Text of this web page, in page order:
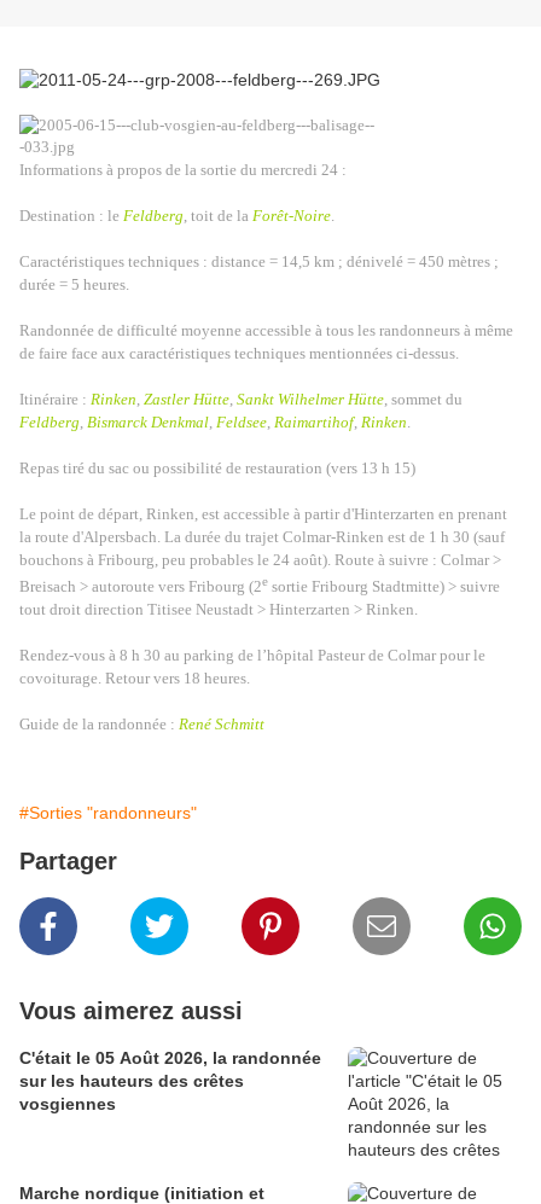
Informations à propos de la sortie du mercredi 24 :
Destination : le Feldberg, toit de la Forêt-Noire.
Caractéristiques techniques : distance = 14,5 km ; dénivelé = 450 mètres ;
durée = 5 heures.
Randonnée de difficulté moyenne accessible à tous les randonneurs à même
de faire face aux caractéristiques techniques mentionnées ci-dessus.
Itinéraire : Rinken, Zastler Hütte, Sankt Wilhelmer Hütte, sommet du
Feldberg, Bismarck Denkmal, Feldsee, Raimartihof, Rinken.
Repas tiré du sac ou possibilité de restauration (vers 13 h 15)
Le point de départ, Rinken, est accessible à partir d'Hinterzarten en prenant
la route d'Alpersbach. La durée du trajet Colmar-Rinken est de 1 h 30 (sauf
bouchons à Fribourg, peu probables le 24 août). Route à suivre : Colmar >
Breisach > autoroute vers Fribourg (2e sortie Fribourg Stadtmitte) > suivre
tout droit direction Titisee Neustadt > Hinterzarten > Rinken.
Rendez-vous à 8 h 30 au parking de l’hôpital Pasteur de Colmar pour le
covoiturage. Retour vers 18 heures.
Guide de la randonnée : René Schmitt
#Sorties "randonneurs"
Partager
Vous aimerez aussi
C'était le 05 Août 2026, la randonnée
sur les hauteurs des crêtes
vosgiennes
Marche nordique (initiation et